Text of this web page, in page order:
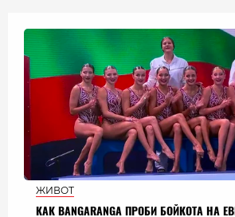
ЖИВОТ
КАК BANGARANGA ПРОБИ БОЙКОТА НА